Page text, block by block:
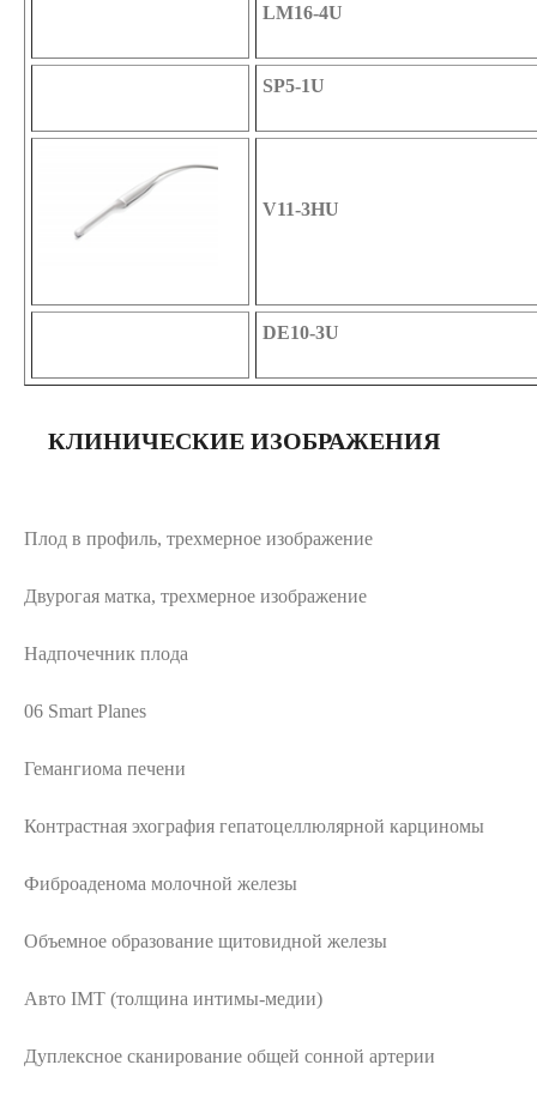
LM16-4U
SP5-1U
V11-3HU
DE10-3U
КЛИНИЧЕСКИЕ ИЗОБРАЖЕНИЯ
Плод в профиль, трехмерное изображение
Двурогая матка, трехмерное изображение
Надпочечник плода
06 Smart Planes
Гемангиома печени
Контрастная эхография гепатоцеллюлярной карциномы
Фиброаденома молочной железы
Объемное образование щитовидной железы
Авто IMT (толщина интимы-медии)
Дуплексное сканирование общей сонной артерии